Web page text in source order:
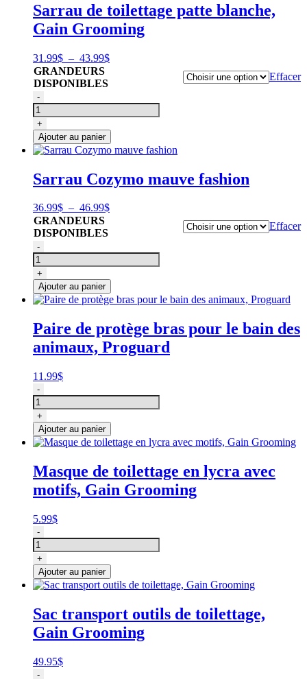
Gain
Grooming
Sarrau de toilettage patte blanche,
Gain Grooming
31.99$ – 43.99$Plage
à
43.99$
GRANDEURS
DISPONIBLES
Effacer
quantité
de
Sarrau
de
toilettage
patte
Gain
-
+
Ajouter au panier
Sarrau Cozymo mauve fashion
36.99$ – 46.99$Plage
à
46.99$
GRANDEURS
DISPONIBLES
Effacer
quantité
de
Sarrau
Cozymo
mauve
fashion
-
+
Ajouter au panier
Paire de protège bras pour le bain des
animaux, Proguard
11.99$
quantité
de
Paire
de
protège
bras
le
bain
des
Proguard
-
+
Ajouter au panier
Masque de toilettage en lycra avec
motifs, Gain Grooming
5.99$
quantité
de
Masque
de
toilettage
en
avec
motifs,
Gain
-
+
Ajouter au panier
Sac transport outils de toilettage,
Gain Grooming
49.95$
quantité
-